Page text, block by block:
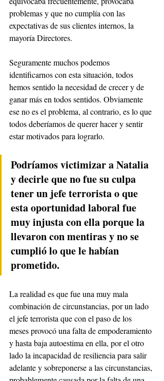
problemas y que no cumplía con las
expectativas de sus clientes internos, la
mayoría Directores.
Seguramente muchos podemos
identificarnos con esta situación, todos
hemos sentido la necesidad de crecer y de
ganar más en todos sentidos. Obviamente
ese no es el problema, al contrario, es lo que
todos deberíamos de querer hacer y sentir
estar motivados para lograrlo.
Podríamos victimizar a Natalia
y decirle que no fue su culpa
tener un jefe terrorista o que
esta oportunidad laboral fue
muy injusta con ella porque la
llevaron con mentiras y no se
cumplió lo que le habían
prometido.
La realidad es que fue una muy mala
combinación de circunstancias, por un lado
el jefe terrorista que con el paso de los
meses provocó una falta de empoderamiento
y hasta baja autoestima en ella, por el otro
lado la incapacidad de resiliencia para salir
adelante y sobreponerse a las circunstancias,